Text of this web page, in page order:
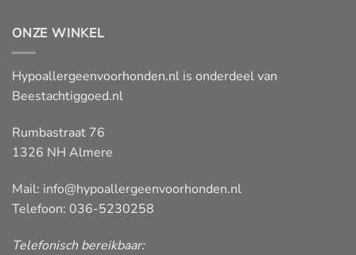
ONZE WINKEL
Hypoallergeenvoorhonden.nl is onderdeel van
Beestachtiggoed.nl
Rumbastraat 76
1326 NH Almere
Mail: info@hypoallergeenvoorhonden.nl
Telefoon: 036-5230258
Telefonisch bereikbaar: